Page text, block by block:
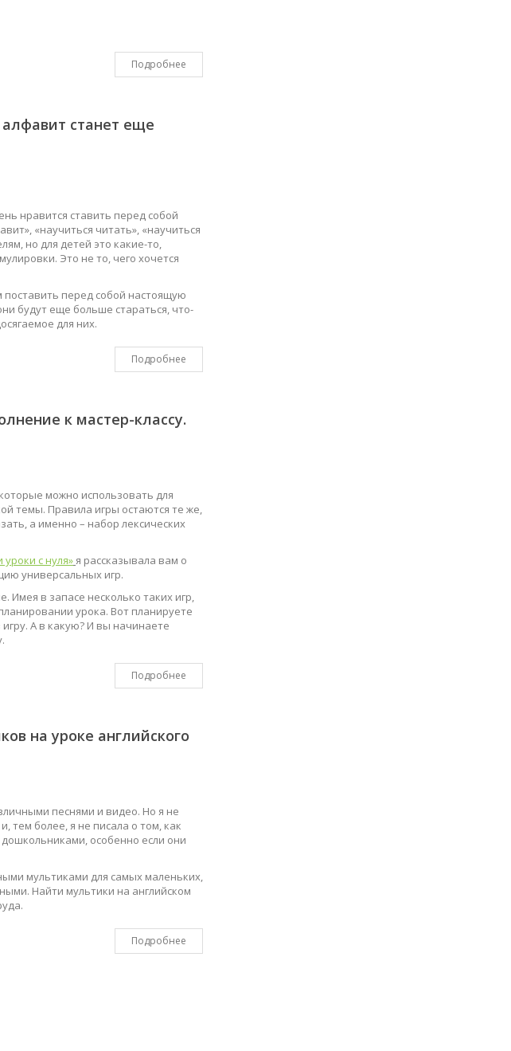
Подробнее
станет еще
нравится ставить перед собой
«научиться читать», «научиться
но для детей это какие-то,
Это не то, чего хочется
перед собой настоящую
будут еще больше стараться, что-
для них.
Подробнее
к мастер-классу.
можно использовать для
темы. Правила игры остаются те же,
а именно – набор лексических
уроки с нуля»я рассказывала вам о
универсальных игр.
Имея в запасе несколько таких игр,
урока. Вот планируете
А в какую? И вы начинаете
Подробнее
на уроке английского
песнями и видео. Но я не
тем более, я не писала о том, как
особенно если они
мультиками для самых маленьких,
Найти мультики на английском
Подробнее